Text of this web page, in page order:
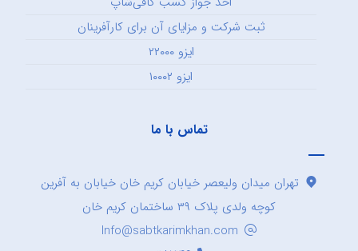
ثبت شرکت و مزایای آن برای کارآفرینان
ایزو ۲۲۰۰۰
ایزو ۱۰۰۰۲
تماس با ما
تهران میدان ولیعصر خیابان کریم خان خیابان به آفرین
کوچه ولدی پلاک ۳۹ ساختمان کریم خان
Info@sabtkarimkhan.com